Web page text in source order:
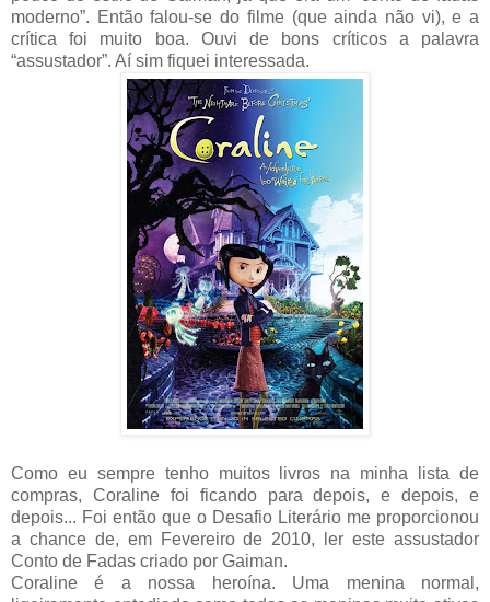
moderno”. Então falou-se do filme (que ainda não vi), e a
crítica foi muito boa. Ouvi de bons críticos a palavra
“assustador”. Aí sim fiquei interessada.
Como eu sempre tenho muitos livros na minha lista de
compras, Coraline foi ficando para depois, e depois, e
depois... Foi então que o Desafio Literário me proporcionou
a chance de, em Fevereiro de 2010, ler este assustador
Conto de Fadas criado por Gaiman.
Coraline é a nossa heroína. Uma menina normal,